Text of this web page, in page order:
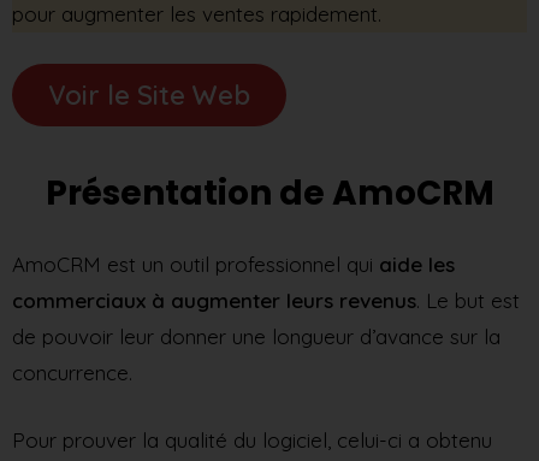
pour augmenter les ventes rapidement.
Voir le Site Web
Présentation de AmoCRM
AmoCRM est un outil professionnel qui aide les
commerciaux à augmenter leurs revenus. Le but est
de pouvoir leur donner une longueur d’avance sur la
concurrence.
Pour prouver la qualité du logiciel, celui-ci a obtenu